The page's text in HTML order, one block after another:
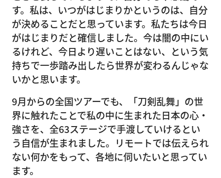
す。私は、いつがはじまりかというのは、自分
が決めることだと思っています。私たちは今日
がはじまりだと確信しました。今は闇の中にい
るけれど、今日より遅いことはない、という気
持ちで一歩踏み出したら世界が変わるんじゃな
いかと思います。
9月からの全国ツアーでも、「刀剣乱舞」の世
界に触れたことで私の中に生まれた日本の心・
強さを、全63ステージで手渡していけるとい
う自信が生まれました。リモートでは伝えられ
ない何かをもって、各地に伺いたいと思ってい
ます。